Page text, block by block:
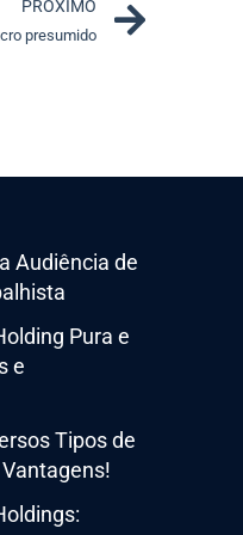
PRÓXIMO
presumido
Audiência de
Pura e
e
Tipos de